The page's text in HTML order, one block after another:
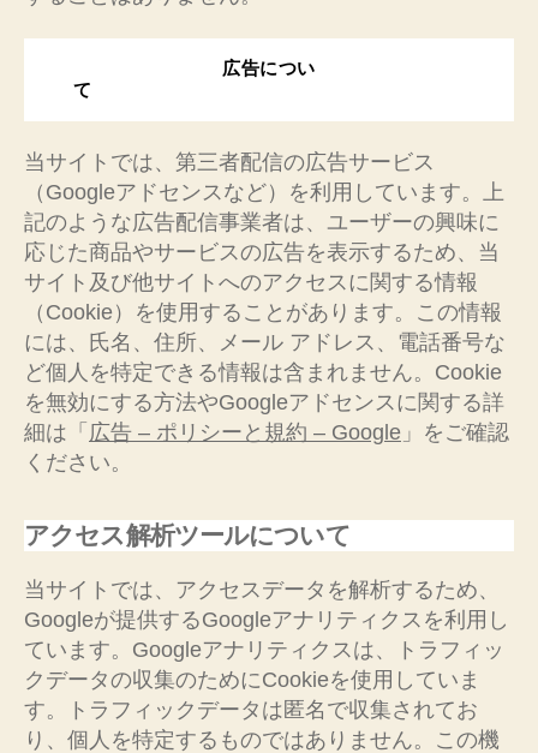
広告につい
て
当サイトでは、第三者配信の広告サービス
（Googleアドセンスなど）を利用しています。上
記のような広告配信事業者は、ユーザーの興味に
応じた商品やサービスの広告を表示するため、当
サイト及び他サイトへのアクセスに関する情報
（Cookie）を使用することがあります。この情報
には、氏名、住所、メール アドレス、電話番号な
ど個人を特定できる情報は含まれません。Cookie
を無効にする方法やGoogleアドセンスに関する詳
細は「 広告 – ポリシーと規約 – Google 」をご確認
ください。
アクセス解析ツールについて
当サイトでは、アクセスデータを解析するため、
Googleが提供するGoogleアナリティクスを利用し
ています。Googleアナリティクスは、トラフィッ
クデータの収集のためにCookieを使用していま
す。トラフィックデータは匿名で収集されてお
り、個人を特定するものではありません。この機